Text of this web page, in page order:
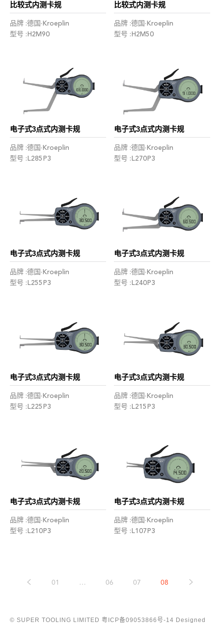
比较式内测卡规
品牌 :德国·Kroeplin
型号 :H2M90
比较式内测卡规
品牌 :德国·Kroeplin
型号 :H2M50
电子式3点式内测卡规
品牌 :德国·Kroeplin
型号 :L285P3
电子式3点式内测卡规
品牌 :德国·Kroeplin
型号 :L270P3
电子式3点式内测卡规
品牌 :德国·Kroeplin
型号 :L255P3
电子式3点式内测卡规
品牌 :德国·Kroeplin
型号 :L240P3
电子式3点式内测卡规
品牌 :德国·Kroeplin
型号 :L225P3
电子式3点式内测卡规
品牌 :德国·Kroeplin
型号 :L215P3
电子式3点式内测卡规
品牌 :德国·Kroeplin
型号 :L210P3
电子式3点式内测卡规
品牌 :德国·Kroeplin
型号 :L107P3
01 … 06 07 08
© SUPER TOOLING LIMITED 粤ICP备09053866号-14 Designed